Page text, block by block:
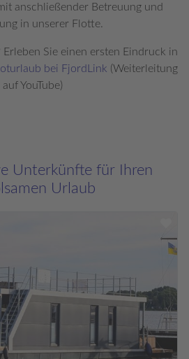
anschließender Betreuung und
in unserer Flotte.
Erleben Sie einen ersten Eindruck in
bei FjordLink (Weiterleitung
auf YouTube)
Unterkünfte für Ihren
Urlaub